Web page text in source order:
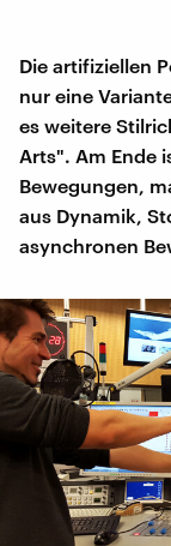
Die artifiziellen
nur eine
es weitere
Arts". Am Ende
Bewegungen,
aus Dynamik,
asynchronen